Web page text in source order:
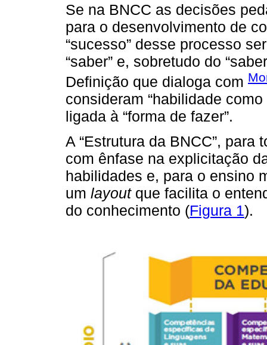
Se na BNCC as decisões
para o desenvolvimento de
“sucesso” desse processo
“saber” e, sobretudo do
Definição que dialoga com
consideram “habilidade
ligada à “forma de fazer”.
A “Estrutura da BNCC”,
com ênfase na explicitação
habilidades e, para o ensino
um layoutque facilita o
do conhecimento (Figura 1).